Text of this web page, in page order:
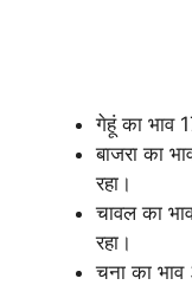
गेहूं का भाव
बाजरा का
रहा।
चावल का
रहा।
चना का